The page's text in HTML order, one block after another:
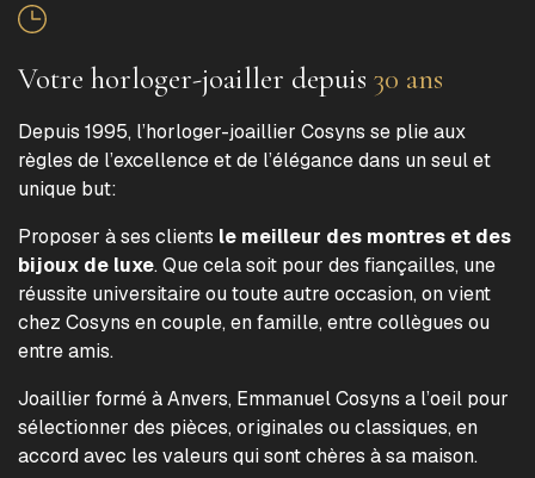
Votre horloger-joailler depuis 30 ans
Depuis 1995, l’horloger-joaillier Cosyns se plie aux
règles de l’excellence et de l’élégance dans un seul et
unique but:
Proposer à ses clients le meilleur des montres et des
bijoux de luxe. Que cela soit pour des fiançailles, une
réussite universitaire ou toute autre occasion, on vient
chez Cosyns en couple, en famille, entre collègues ou
entre amis.
Joaillier formé à Anvers, Emmanuel Cosyns a l’oeil pour
sélectionner des pièces, originales ou classiques, en
accord avec les valeurs qui sont chères à sa maison.